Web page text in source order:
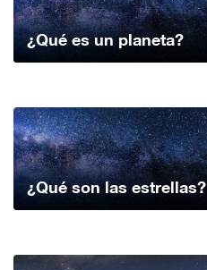
¿Qué es un planeta?
¿Qué son las estrellas?